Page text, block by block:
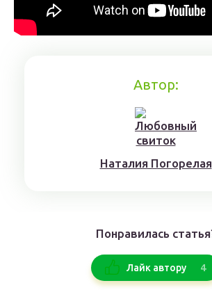
Автор:
Нaтaлия Погорелая
Понравилась
Лайк автору 4